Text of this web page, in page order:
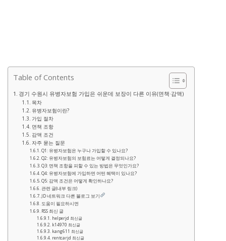
Table of Contents
경기 수원시 유병자보험 가입은 쉬운데 보장이 다른 이유(면책·감액)
목차
유병자보험이란?
가입 절차
면책 조항
감액 조건
자주 묻는 질문
Q1: 유병자보험은 누구나 가입할 수 있나요?
Q2: 유병자보험의 보험료는 어떻게 결정되나요?
Q3: 면책 조항을 피할 수 있는 방법은 무엇인가요?
Q4: 유병자보험에 가입하면 어떤 혜택이 있나요?
Q5: 감액 조건은 어떻게 확인하나요?
관련 글(내부 링크)
JD 네트워크 다른 블로그 보기
도움이 필요하시면
RSS 최신 글
helperjd 최신글
k14970 최신글
kang611 최신글
rentcarjd 최신글